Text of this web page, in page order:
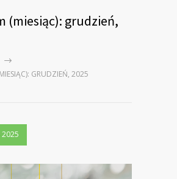
(miesiąc): grudzień,
GRUDZIEŃ, 2025
2025